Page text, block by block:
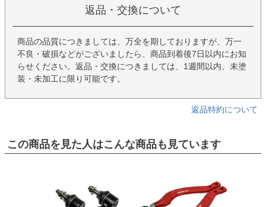
返品・交換について
商品の品質につきましては、万全を期しておりますが、万一
不良・破損などがございましたら、商品到着後7日以内にお知
らせください。返品・交換につきましては、1週間以内、未塗
装・未加工に限り可能です。
返品特約について
この商品を見た人はこんな商品も見ています